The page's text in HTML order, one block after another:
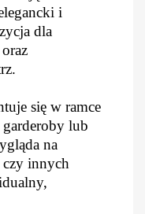
i
dla
się w ramce
lub
na
czy innych